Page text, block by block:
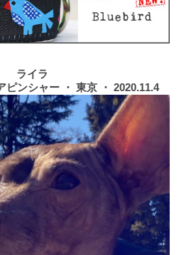
ライラ
ピンシャー ・ 東京 ・ 2020.11.4